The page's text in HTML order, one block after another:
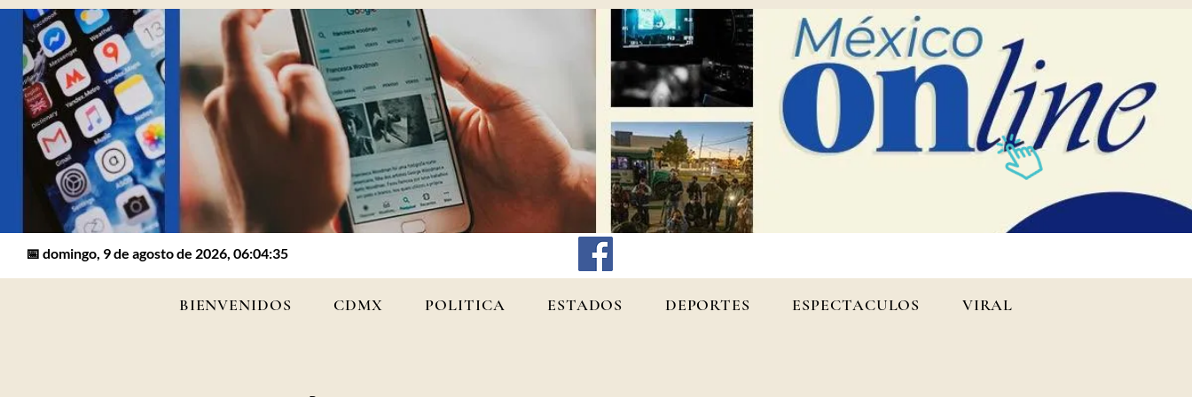
📅 domingo, 9 de agosto de 2026, 06:04:35
BIENVENIDOS CDMX POLITICA ESTADOS DEPORTES ESPECTACULOS VIRAL